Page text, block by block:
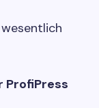
ProfiPress